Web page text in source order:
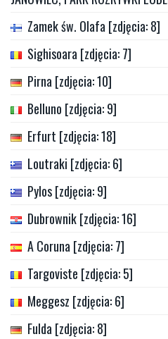
Zamek św. Olafa [zdjęcia: 8]
Sighisoara [zdjęcia: 7]
Pirna [zdjęcia: 10]
Belluno [zdjęcia: 9]
Erfurt [zdjęcia: 18]
Loutraki [zdjęcia: 6]
Pylos [zdjęcia: 9]
Dubrownik [zdjęcia: 16]
A Coruna [zdjęcia: 7]
Targoviste [zdjęcia: 5]
Meggesz [zdjęcia: 6]
Fulda [zdjęcia: 8]